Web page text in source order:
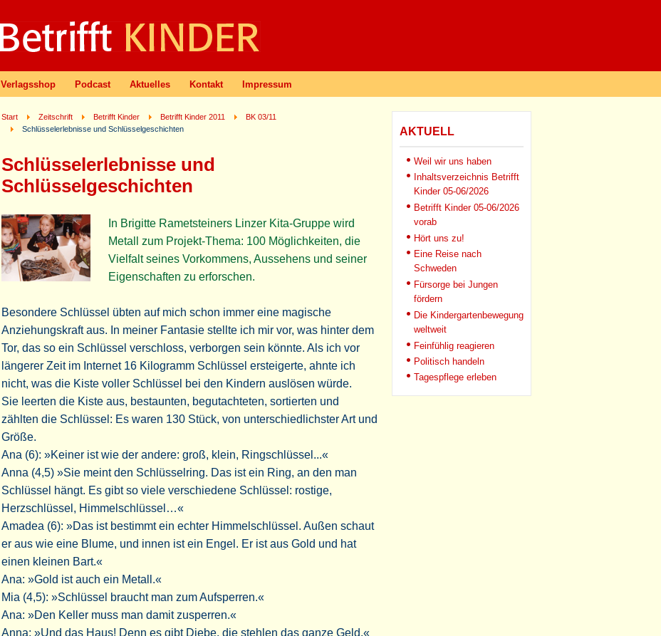
Verlagsshop Podcast Aktuelles Kontakt Impressum
Start Zeitschrift Betrifft Kinder Betrifft Kinder 2011
BK 03/11
Schlüsselerlebnisse und Schlüsselgeschichten
Schlüsselerlebnisse und
Schlüsselgeschichten
In Brigitte Rametsteiners Linzer Kita-Gruppe wird
Metall zum Projekt-Thema: 100 Möglichkeiten, die
Vielfalt seines Vorkommens, Aussehens und seiner
Eigenschaften zu erforschen.
Besondere Schlüssel übten auf mich schon immer eine magische
Anziehungskraft aus. In meiner Fantasie stellte ich mir vor, was hinter dem
Tor, das so ein Schlüssel verschloss, verborgen sein könnte. Als ich vor
längerer Zeit im Internet 16 Kilogramm Schlüssel ersteigerte, ahnte ich
nicht, was die Kiste voller Schlüssel bei den Kindern auslösen würde.
Sie leerten die Kiste aus, bestaunten, begutachteten, sortierten und
zählten die Schlüssel: Es waren 130 Stück, von unterschiedlichster Art und
Größe.
Ana (6): »Keiner ist wie der andere: groß, klein, Ringschlüssel...«
Anna (4,5) »Sie meint den Schlüsselring. Das ist ein Ring, an den man
Schlüssel hängt. Es gibt so viele verschiedene Schlüssel: rostige,
Herzschlüssel, Himmelschlüssel…«
Amadea (6): »Das ist bestimmt ein echter Himmelschlüssel. Außen schaut
er aus wie eine Blume, und innen ist ein Engel. Er ist aus Gold und hat
einen kleinen Bart.«
Ana: »Gold ist auch ein Metall.«
Mia (4,5): »Schlüssel braucht man zum Aufsperren.«
Ana: »Den Keller muss man damit zusperren.«
Anna: »Und das Haus! Denn es gibt Diebe, die stehlen das ganze Geld.«
AKTUELL
Weil wir uns haben
Inhaltsverzeichnis Betrifft
Kinder 05-06/2026
Betrifft Kinder 05-06/2026
vorab
Hört uns zu!
Eine Reise nach
Schweden
Fürsorge bei Jungen
fördern
Die Kindergartenbewegung
weltweit
Feinfühlig reagieren
Politisch handeln
Tagespflege erleben